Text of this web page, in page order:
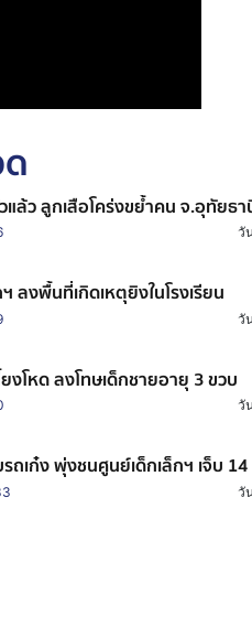
แล้ว ลูกเสือโคร่งขย้ำคน จ.อุทัยธา
วั
ลงพื้นที่เกิดเหตุยิงในโรงเรียน
วั
งโหด ลงโทษเด็กชายอายุ 3 ขวบ
วั
ถเก๋ง พุ่งชนศูนย์เด็กเล็กฯ เจ็บ
วั